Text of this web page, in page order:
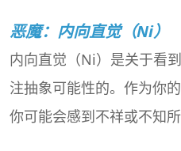
恶魔：内向直觉（Ni）
内向直觉（Ni）是关于看
注抽象可能性的。作为你
你可能会感到不祥或不知所